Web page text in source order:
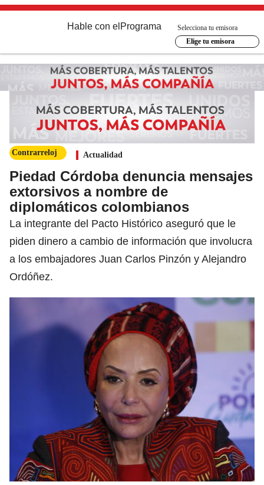
Hable con el Programa
Selecciona tu emisora
Elige tu emisora
Contrarreloj Actualidad
Piedad Córdoba denuncia mensajes
extorsivos a nombre de
diplomáticos colombianos
La integrante del Pacto Histórico aseguró que le
piden dinero a cambio de información que involucra
a los embajadores Juan Carlos Pinzón y Alejandro
Ordóñez.